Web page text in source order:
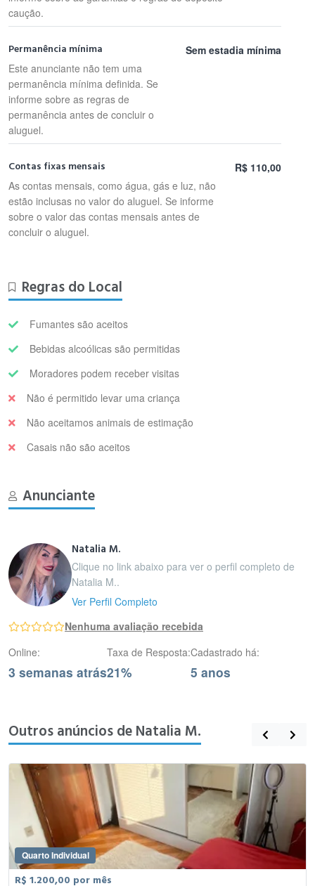
caução.
Permanência mínima
Este anunciante não tem uma
permanência mínima definida. Se
informe sobre as regras de
permanência antes de concluir o
aluguel.
Sem estadia mínima
Contas fixas mensais
As contas mensais, como água, gás e luz, não
estão inclusas no valor do aluguel. Se informe
sobre o valor das contas mensais antes de
concluir o aluguel.
R$ 110,00
Regras do Local
Fumantes são aceitos
Bebidas alcoólicas são permitidas
Moradores podem receber visitas
Não é permitido levar uma criança
Não aceitamos animais de estimação
Casais não são aceitos
Anunciante
Natalia M.
Clique no link abaixo para ver o perfil completo de
Natalia M..
Ver Perfil Completo
Nenhuma avaliação recebida
Online:
3 semanas atrás
Taxa de Resposta:
21%
Cadastrado há:
5 anos
Outros anúncios de Natalia M.
Quarto Individual
R$ 1.200,00 por mês